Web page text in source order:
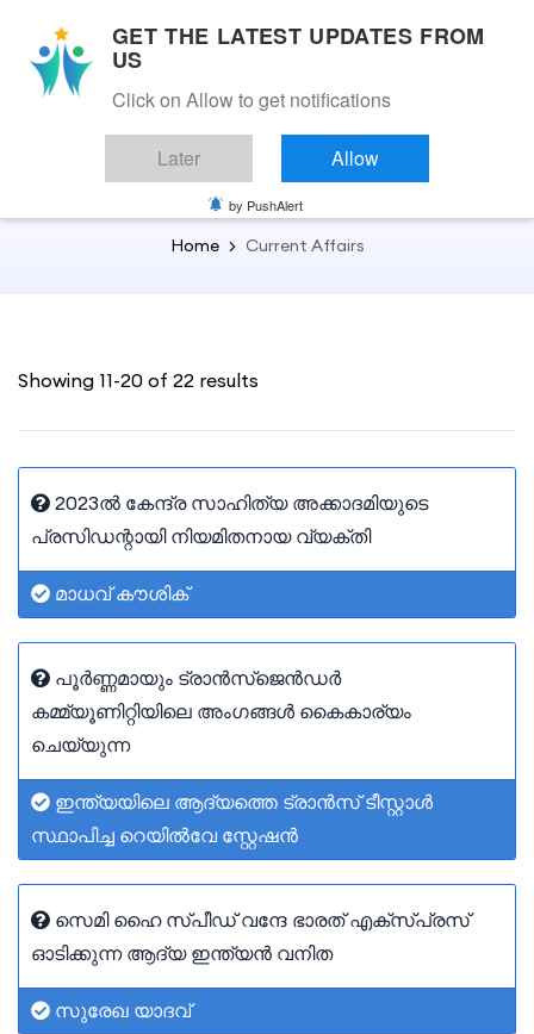
Back to Current Affairs
Current Affairs
Home Current Affairs
Showing 11-20 of 22 results
2023ൽ കേന്ദ്ര സാഹിത്യ അക്കാദമിയുടെ
പ്രസിഡന്റായി നിയമിതനായ വ്യക്തി
മാധവ് കൗശിക്
പൂർണ്ണമായും ട്രാൻസ്‌ജെൻഡർ
കമ്മ്യൂണിറ്റിയിലെ അംഗങ്ങൾ കൈകാര്യം
ചെയ്യുന്ന
ഇന്ത്യയിലെ ആദ്യത്തെ ട്രാൻസ് ടീസ്റ്റാൾ
സ്ഥാപിച്ച റെയിൽവേ സ്റ്റേഷൻ
സെമി ഹൈ സ്പീഡ് വന്ദേ ഭാരത് എക്സ്പ്രസ്
ഓടിക്കുന്ന ആദ്യ ഇന്ത്യൻ വനിത
സുരേഖ യാദവ്
GET THE LATEST UPDATES FROM
US
Click on Allow to get notifications
Later Allow
by PushAlert